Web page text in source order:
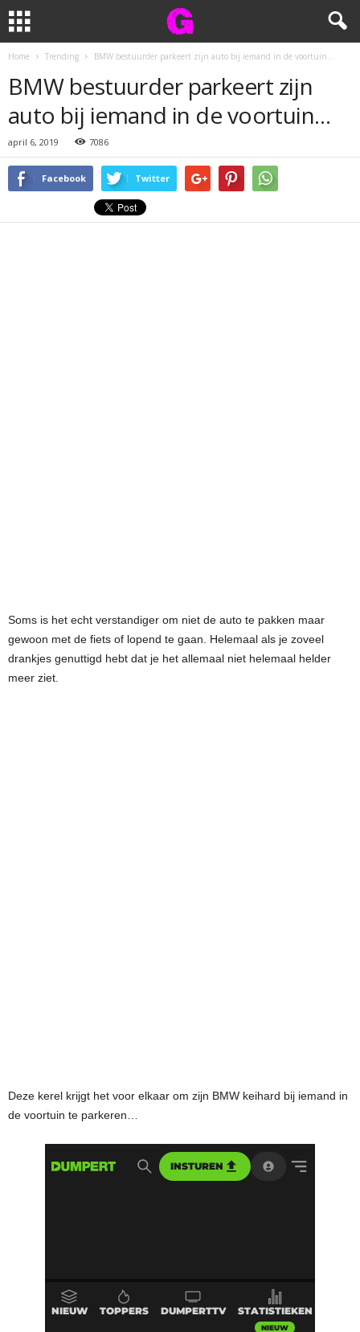
Home Trending BMW bestuurder parkeert zijn auto bij iemand in de voortuin…
BMW bestuurder parkeert zijn
auto bij iemand in de voortuin…
april 6, 2019 7086
Facebook Twitter
Soms is het echt verstandiger om niet de auto te pakken maar
gewoon met de fiets of lopend te gaan. Helemaal als je zoveel
drankjes genuttigd hebt dat je het allemaal niet helemaal helder
meer ziet.
Deze kerel krijgt het voor elkaar om zijn BMW keihard bij iemand in
de voortuin te parkeren…